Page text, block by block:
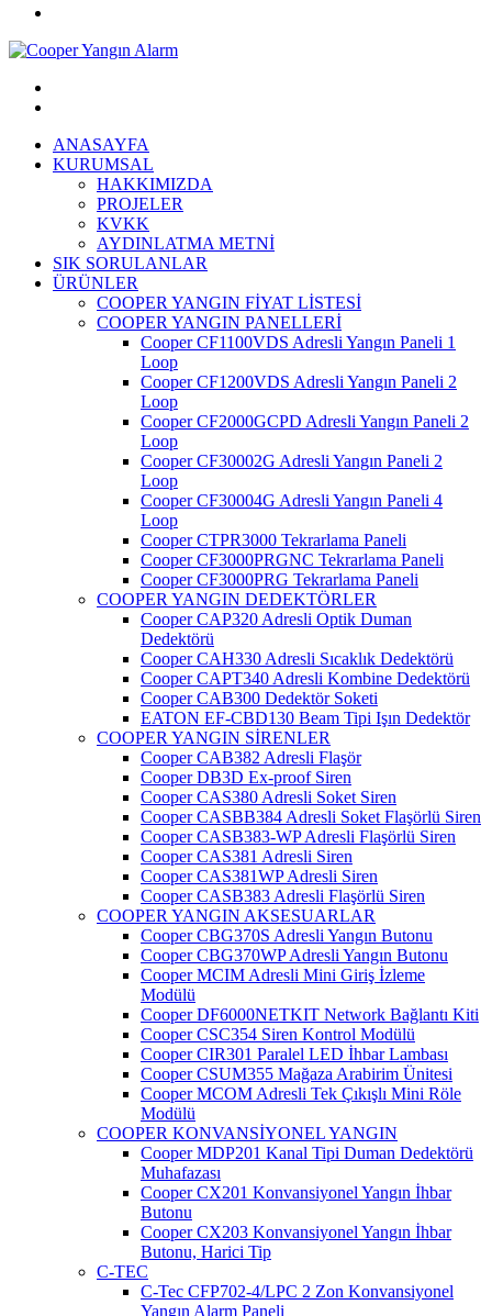
ANASAYFA
KURUMSAL
HAKKIMIZDA
PROJELER
KVKK
AYDINLATMA METNİ
SIK SORULANLAR
ÜRÜNLER
COOPER YANGIN FİYAT LİSTESİ
COOPER YANGIN PANELLERİ
Cooper CF1100VDS Adresli Yangın Paneli 1
Loop
Cooper CF1200VDS Adresli Yangın Paneli 2
Loop
Cooper CF2000GCPD Adresli Yangın Paneli 2
Loop
Cooper CF30002G Adresli Yangın Paneli 2
Loop
Cooper CF30004G Adresli Yangın Paneli 4
Loop
Cooper CTPR3000 Tekrarlama Paneli
Cooper CF3000PRGNC Tekrarlama Paneli
Cooper CF3000PRG Tekrarlama Paneli
COOPER YANGIN DEDEKTÖRLER
Cooper CAP320 Adresli Optik Duman
Dedektörü
Cooper CAH330 Adresli Sıcaklık Dedektörü
Cooper CAPT340 Adresli Kombine Dedektörü
Cooper CAB300 Dedektör Soketi
EATON EF-CBD130 Beam Tipi Işın Dedektör
COOPER YANGIN SİRENLER
Cooper CAB382 Adresli Flaşör
Cooper DB3D Ex-proof Siren
Cooper CAS380 Adresli Soket Siren
Cooper CASBB384 Adresli Soket Flaşörlü Siren
Cooper CASB383-WP Adresli Flaşörlü Siren
Cooper CAS381 Adresli Siren
Cooper CAS381WP Adresli Siren
Cooper CASB383 Adresli Flaşörlü Siren
COOPER YANGIN AKSESUARLAR
Cooper CBG370S Adresli Yangın Butonu
Cooper CBG370WP Adresli Yangın Butonu
Cooper MCIM Adresli Mini Giriş İzleme
Modülü
Cooper DF6000NETKIT Network Bağlantı Kiti
Cooper CSC354 Siren Kontrol Modülü
Cooper CIR301 Paralel LED İhbar Lambası
Cooper CSUM355 Mağaza Arabirim Ünitesi
Cooper MCOM Adresli Tek Çıkışlı Mini Röle
Modülü
COOPER KONVANSİYONEL YANGIN
Cooper MDP201 Kanal Tipi Duman Dedektörü
Muhafazası
Cooper CX201 Konvansiyonel Yangın İhbar
Butonu
Cooper CX203 Konvansiyonel Yangın İhbar
Butonu, Harici Tip
C-TEC
C-Tec CFP702-4/LPC 2 Zon Konvansiyonel
Yangın Alarm Paneli